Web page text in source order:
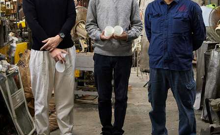
ACTIVITY 「すみだモダン」の主な活動
つながる パートナーシップ連携
つくる フラッグシップ商品開発
つたえる ブランドコミュニケーション展開